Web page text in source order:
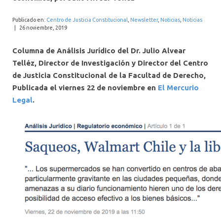
Publicado en: Centro de Justicia Constitucional Newsletter, Noticias Noticias
26 noviembre, 2019
Columna de Análisis Jurídico del Dr. Julio Alvear
Telléz, Director de Investigación y Director del Centro
de Justicia Constitucional de la Facultad de Derecho,
Publicada el viernes 22 de noviembre en El Mercurio
Legal.